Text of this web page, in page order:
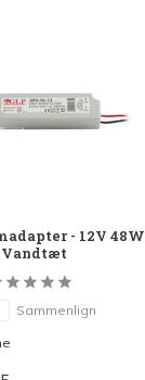
- 12V 48W
Vandtæt
Sammenlign